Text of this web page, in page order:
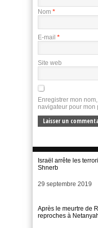
Nom *
E-mail *
Site web
Enregistrer mon
navigateur pour mon
Israël arrête les
Shnerb
Date
29 septembre 2019
Après le meurtre de
reproches à